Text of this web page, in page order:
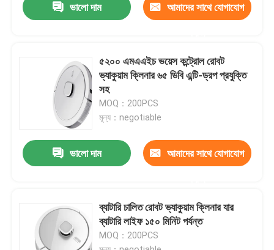
আমাদের সম্পর্কে
মান নিয়ন্ত্রণ
উদ্ধৃতির জন্য আবেদন
রোবট ভ্যাকুয়াম ক্লিনার
ভালো দাম আমাদের সাথে যোগাযোগ
৫২০০ এমএএইচ ভয়েস কন্ট্রোল রোবট
ভ্যাকুয়াম ক্লিনার ৬৫ ডিবি এন্টি-ড্রপ প্রযুক্তি
সহ
MOQ：200PCS
মূল্য：negotiable
ভালো দাম আমাদের সাথে যোগাযোগ
ব্যাটারি চালিত রোবট ভ্যাকুয়াম ক্লিনার যার
ব্যাটারি লাইফ ১৫০ মিনিট পর্যন্ত
MOQ：200PCS